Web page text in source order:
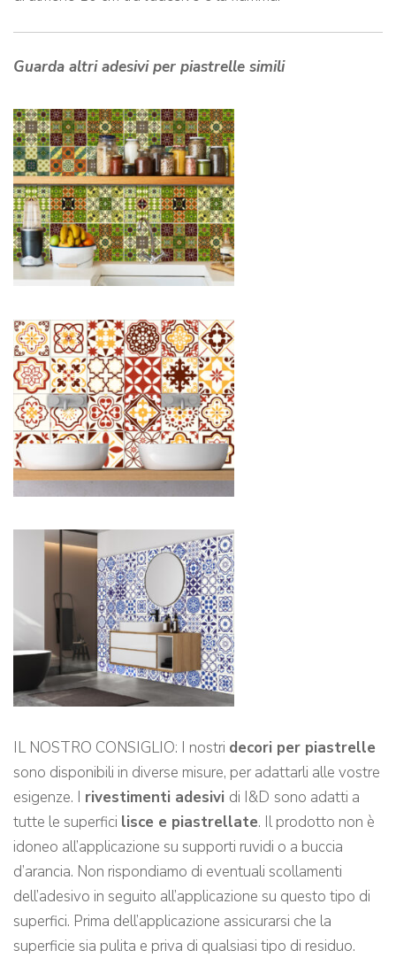
Guarda altri adesivi per piastrelle simili
IL NOSTRO CONSIGLIO: I nostri decori per piastrelle
sono disponibili in diverse misure, per adattarli alle vostre
esigenze. I rivestimenti adesivi di I&D sono adatti a
tutte le superfici lisce e piastrellate. Il prodotto non è
idoneo all’applicazione su supporti ruvidi o a buccia
d’arancia. Non rispondiamo di eventuali scollamenti
dell’adesivo in seguito all’applicazione su questo tipo di
superfici. Prima dell’applicazione assicurarsi che la
superficie sia pulita e priva di qualsiasi tipo di residuo.